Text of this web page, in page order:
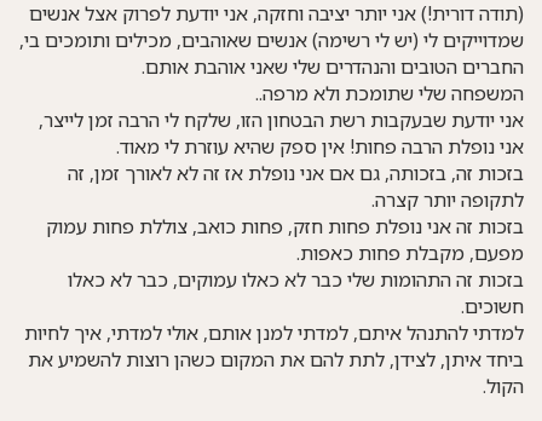
(תודה דורית!) אני יותר יציבה וחזקה, אני יודעת לפרוק אצל אנשים
שמדוייקים לי (יש לי רשימה) אנשים שאוהבים, מכילים ותומכים בי,
החברים הטובים והנהדרים שלי שאני אוהבת אותם.
המשפחה שלי שתומכת ולא מרפה..
אני יודעת שבעקבות רשת הבטחון הזו, שלקח לי הרבה זמן לייצר,
אני נופלת הרבה פחות! אין ספק שהיא עוזרת לי מאוד.
בזכות זה, בזכותה, גם אם אני נופלת אז זה לא לאורך זמן, זה
לתקופה יותר קצרה.
בזכות זה אני נופלת פחות חזק, פחות כואב, צוללת פחות עמוק
מפעם, מקבלת פחות כאפות.
בזכות זה התהומות שלי כבר לא כאלו עמוקים, כבר לא כאלו
חשוכים.
למדתי להתנהל איתם, למדתי למנן אותם, אולי למדתי, איך לחיות
ביחד איתן, לצידן, לתת להם את המקום כשהן רוצות להשמיע את
הקול.